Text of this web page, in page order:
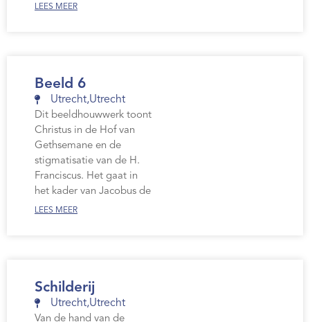
LEES MEER
Beeld 6
Utrecht,Utrecht
Dit beeldhouwwerk toont
Christus in de Hof van
Gethsemane en de
stigmatisatie van de H.
Franciscus. Het gaat in
het kader van Jacobus de
LEES MEER
Schilderij
Utrecht,Utrecht
Van de hand van de